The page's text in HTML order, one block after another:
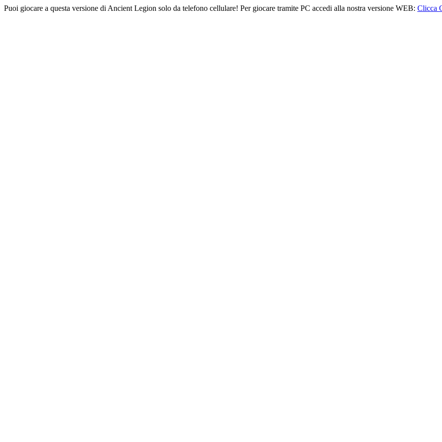
Puoi giocare a questa versione di Ancient Legion solo da telefono cellulare! Per giocare tramite PC accedi alla nostra versione WEB: Clicca